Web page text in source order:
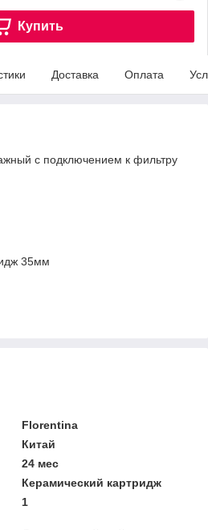
Купить
Доставка Оплата
с подключением к фильтру
35мм
Florentina
Китай
24 мес
Керамический картридж
1